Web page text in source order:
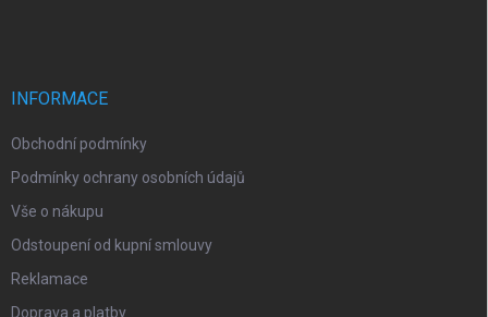
INFORMACE
Obchodní podmínky
Podmínky ochrany osobních údajů
Vše o nákupu
Odstoupení od kupní smlouvy
Reklamace
Doprava a platby